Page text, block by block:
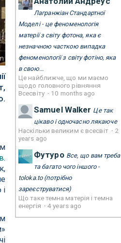
.
Лагранжіан Стандартної
Моделі - це феноменологія
матерії з світу фотона, яка є
незначною часткою випадка
феноменології з світу фотіно, яка
в свою...
Це найближче, що ми маємо
щодо головного рівняння
Всесвіту · 10 months ago
Samuel Walker Це так
цікаво і одночасно лякаюче
Наскільки великим є всесвіт · 2
years ago
Футуро Все, що вам треба
та багато чого іншого -
toloka.to(потрібно
зареєструватися)
Що таке темна матерія і темна
енергія ·4 years ago